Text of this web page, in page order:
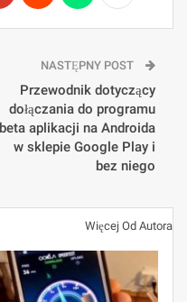
NASTĘPNY POST
Przewodnik dotyczący
dołączania do programu
beta aplikacji na Androida
w sklepie Google Play i
bez niego
Więcej Od Autora